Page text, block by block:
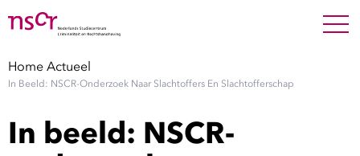
Medewerkers
Home Actueel
In Beeld: NSCR-Onderzoek Naar Slachtoffers En Slachtofferschap
In beeld: NSCR-